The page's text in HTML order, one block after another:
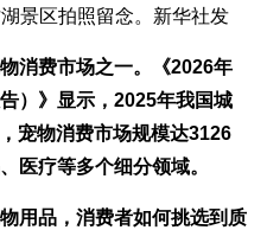
景区拍照留念。新华社发
消费市场之一。《2026年
）》显示，2025年我国城
宠物消费市场规模达3126
医疗等多个细分领域。
品，消费者如何挑选到质